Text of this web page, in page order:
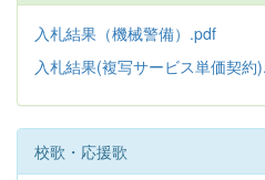
入札結果（機械警備）.pdf
入札結果(複写サービス単価契約
校歌・応援歌